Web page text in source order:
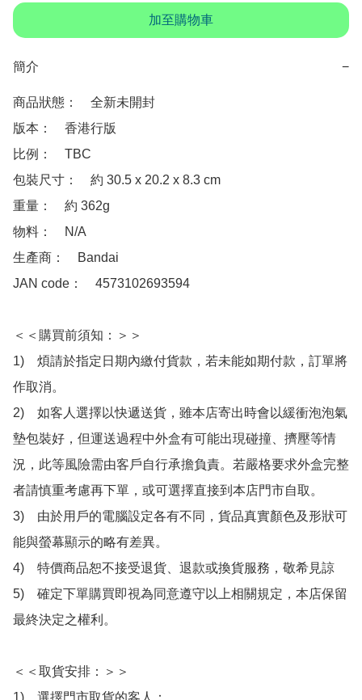
加至購物車
簡介 −
商品狀態：　全新未開封
版本：　香港行版
比例：　TBC
包裝尺寸：　約 30.5 x 20.2 x 8.3 cm
重量：　約 362g
物料：　N/A
生產商：　Bandai
JAN code：　4573102693594
＜＜購買前須知：＞＞
1)　煩請於指定日期內繳付貨款，若未能如期付款，訂單將
作取消。
2)　如客人選擇以快遞送貨，雖本店寄出時會以緩衝泡泡氣
墊包裝好，但運送過程中外盒有可能出現碰撞、擠壓等情
況，此等風險需由客戶自行承擔負責。若嚴格要求外盒完整
者請慎重考慮再下單，或可選擇直接到本店門市自取。
3)　由於用戶的電腦設定各有不同，貨品真實顏色及形狀可
能與螢幕顯示的略有差異。
4)　特價商品恕不接受退貨、退款或換貨服務，敬希見諒
5)　確定下單購買即視為同意遵守以上相關規定，本店保留
最終決定之權利。
＜＜取貨安排：＞＞